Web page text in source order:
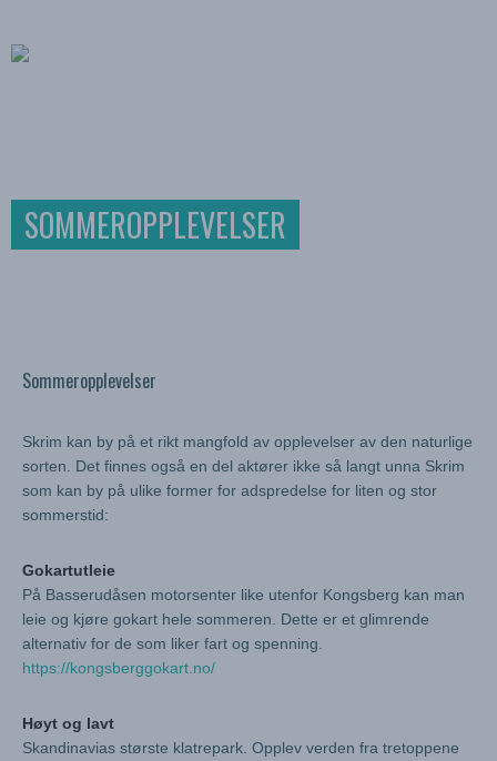
SOMMEROPPLEVELSER
Sommeropplevelser
Skrim kan by på et rikt mangfold av opplevelser av den naturlige
sorten. Det finnes også en del aktører ikke så langt unna Skrim
som kan by på ulike former for adspredelse for liten og stor
sommerstid:
Gokartutleie
På Basserudåsen motorsenter like utenfor Kongsberg kan man
leie og kjøre gokart hele sommeren. Dette er et glimrende
alternativ for de som liker fart og spenning.
https://kongsberggokart.no/
Høyt og lavt
Skandinavias største klatrepark. Opplev verden fra tretoppene